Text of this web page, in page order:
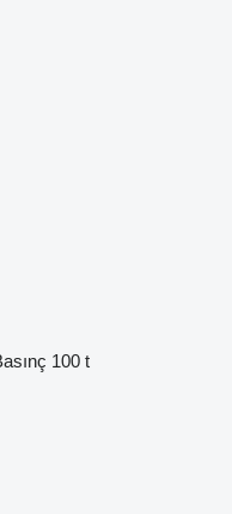
100 t